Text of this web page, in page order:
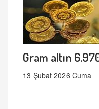
Gram altın
13 Şubat 2026 Cuma